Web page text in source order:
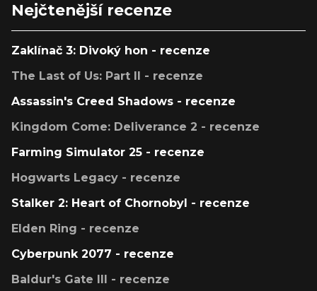
Nejčtenější recenze
Zaklínač 3: Divoký hon - recenze
The Last of Us: Part II - recenze
Assassin's Creed Shadows - recenze
Kingdom Come: Deliverance 2 - recenze
Farming Simulator 25 - recenze
Hogwarts Legacy - recenze
Stalker 2: Heart of Chornobyl - recenze
Elden Ring - recenze
Cyberpunk 2077 - recenze
Baldur's Gate III - recenze